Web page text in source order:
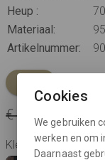
Heup :
Materiaal:
Artikelnummer:
€ 99,95 € 29,98
Kleur: black /
Cookies
We gebruiken
werken en om
Daarnaast